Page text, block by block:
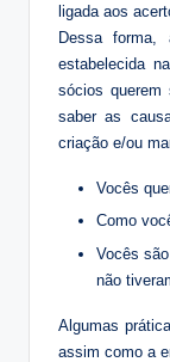
ligada aos
Dessa forma,
estabelecida
sócios querem
saber as
criação e/ou
Vocês
Como
Vocês
não
Algumas
assim como a